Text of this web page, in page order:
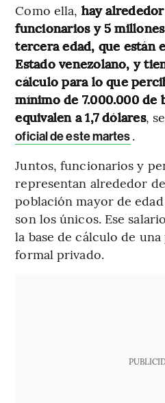
Como ella, hay
funcionarios y 5
tercera edad, que están
Estado venezolano, y
cálculo para lo que
mínimo de 7.000.000 de
equivalen a 1,7 dólares,
oficial de este martes.
Juntos, funcionarios y
representan alrededor
población mayor de
son los únicos. Ese
la base de cálculo de
formal privado.